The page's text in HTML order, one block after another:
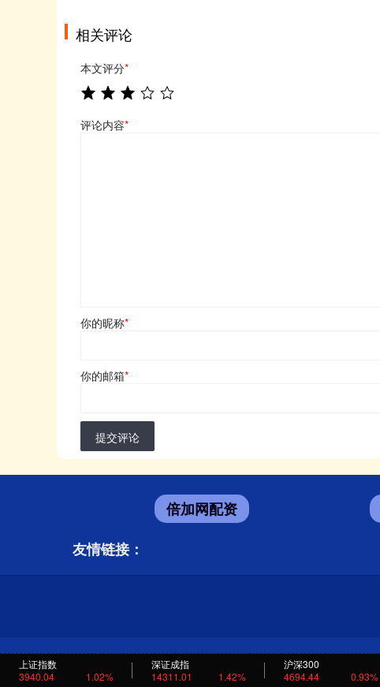
相关评论
本文评分*
评论内容*
你的昵称*
你的邮箱*
提交评论
上证指数
3940.04
1.02%
深证成指
14311.01
1.42%
沪深300
4694.44
0.93%
倍加网配资
友情链接：